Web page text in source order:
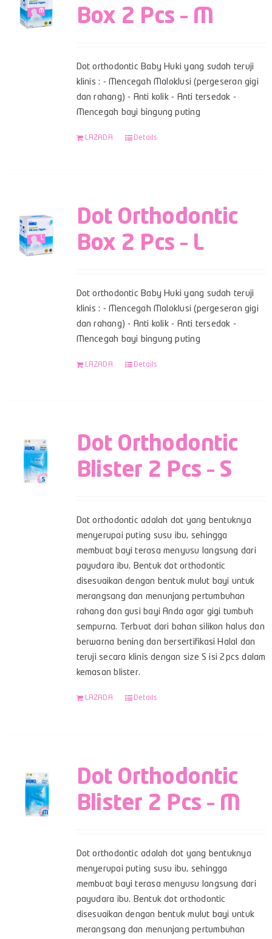
Box 2 Pcs – M
Dot orthodontic Baby Huki yang sudah teruji
klinis : - Mencegah Maloklusi (pergeseran gigi
dan rahang) - Anti kolik - Anti tersedak -
Mencegah bayi bingung puting
LAZADA Details
Dot Orthodontic
Box 2 Pcs – L
Dot orthodontic Baby Huki yang sudah teruji
klinis : - Mencegah Maloklusi (pergeseran gigi
dan rahang) - Anti kolik - Anti tersedak -
Mencegah bayi bingung puting
LAZADA Details
Dot Orthodontic
Blister 2 Pcs – S
Dot orthodontic adalah dot yang bentuknya
menyerupai puting susu ibu, sehingga
membuat bayi terasa menyusu langsung dari
payudara ibu. Bentuk dot orthodontic
disesuaikan dengan bentuk mulut bayi untuk
merangsang dan menunjang pertumbuhan
rahang dan gusi bayi Anda agar gigi tumbuh
sempurna. Terbuat dari bahan silikon halus dan
berwarna bening dan bersertifikasi Halal dan
teruji secara klinis dengan size S isi 2pcs dalam
kemasan blister.
LAZADA Details
Dot Orthodontic
Blister 2 Pcs – M
Dot orthodontic adalah dot yang bentuknya
menyerupai puting susu ibu, sehingga
membuat bayi terasa menyusu langsung dari
payudara ibu. Bentuk dot orthodontic
disesuaikan dengan bentuk mulut bayi untuk
merangsang dan menunjang pertumbuhan